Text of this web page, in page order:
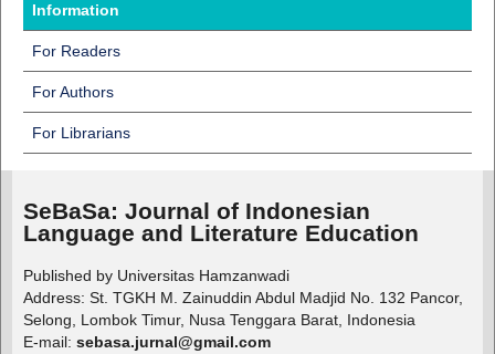
Information
For Readers
For Authors
For Librarians
SeBaSa: Journal of Indonesian
Language and Literature Education
Published by Universitas Hamzanwadi
Address: St. TGKH M. Zainuddin Abdul Madjid No. 132 Pancor,
Selong, Lombok Timur, Nusa Tenggara Barat, Indonesia
E-mail: sebasa.jurnal@gmail.com